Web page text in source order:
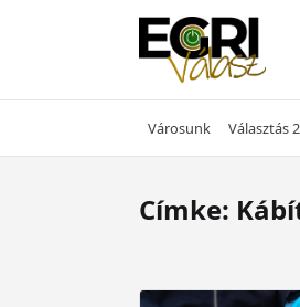
Városunk Választás
Címke: